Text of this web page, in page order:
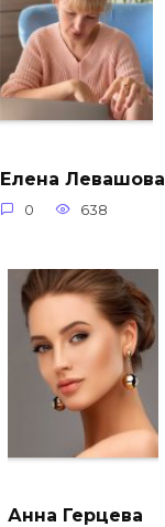
Елена Левашова
0 638
Анна Герцева